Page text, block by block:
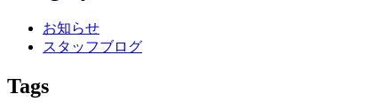
お知らせ
スタッフブログ
Tags